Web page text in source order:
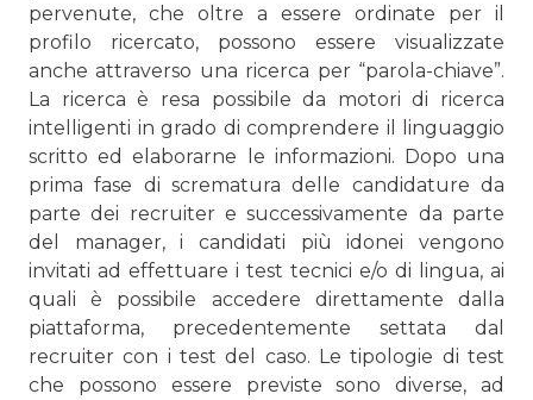
pervenute, che oltre a essere ordinate per il
profilo ricercato, possono essere visualizzate
anche attraverso una ricerca per “parola-chiave”.
La ricerca è resa possibile da motori di ricerca
intelligenti in grado di comprendere il linguaggio
scritto ed elaborarne le informazioni. Dopo una
prima fase di scrematura delle candidature da
parte dei recruiter e successivamente da parte
del manager, i candidati più idonei vengono
invitati ad effettuare i test tecnici e/o di lingua, ai
quali è possibile accedere direttamente dalla
piattaforma, precedentemente settata dal
recruiter con i test del caso. Le tipologie di test
che possono essere previste sono diverse, ad